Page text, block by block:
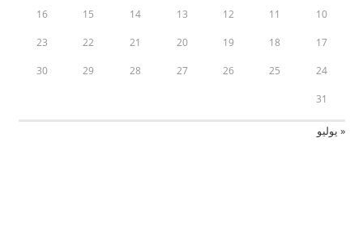
10
11
12
13
14
15
16
17
18
19
20
21
22
23
24
25
26
27
28
29
30
31
« يوليو